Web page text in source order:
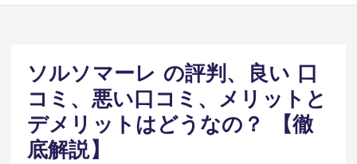
ソルソマーレ の評判、良い 口
コミ、悪い口コミ、メリットと
デメリットはどうなの？ 【徹
底解説】